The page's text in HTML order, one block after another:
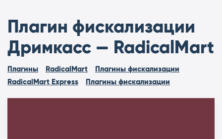
Плагин фискализации
Дримкасс — RadicalMart
Плагины RadicalMart
Плагины фискализации
RadicalMart Express
Плагины фискализации